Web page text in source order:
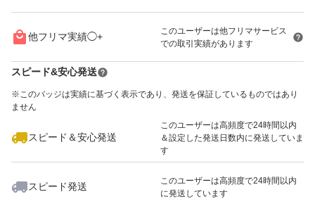
他フリマ実績◯+
このユーザーは他フリマサービス
での取引実績があります
スピード&安心発送
※このバッジは実績に基づく表示であり、発送を保証しているものではあり
ません
スピード＆安心発送
このユーザーは高頻度で24時間以内
＆設定した発送日数内に発送していま
す
スピード発送
このユーザーは高頻度で24時間以内
に発送しています
900円 1,100 円
2,300円 300 350円